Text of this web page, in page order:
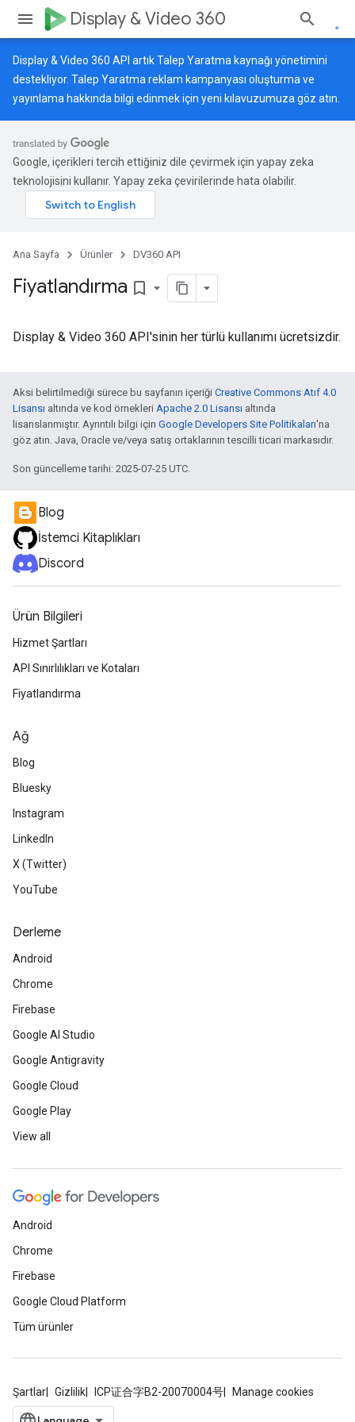
Display & Video 360
Display & Video 360 API artık Talep Yaratma kaynağı yönetimini
destekliyor. Talep Yaratma reklam kampanyası oluşturma ve
yayınlama hakkında bilgi edinmek için yeni kılavuzumuza göz atın.
Google, içerikleri tercih ettiğiniz dile çevirmek için yapay zeka
teknolojisini kullanır. Yapay zeka çevirilerinde hata olabilir.
Ana Sayfa Ürünler DV360 API
Fiyatlandırma bookmark_border
Display & Video 360 API'sinin her türlü kullanımı ücretsizdir.
Aksi belirtilmediği sürece bu sayfanın içeriği Creative Commons Atıf 4.0
Lisansı altında ve kod örnekleri Apache 2.0 Lisansı altında
lisanslanmıştır. Ayrıntılı bilgi için Google Developers Site Politikaları'na
göz atın. Java, Oracle ve/veya satış ortaklarının tescilli ticari markasıdır.
Son güncelleme tarihi: 2025-07-25 UTC.
Blog
İstemci Kitaplıkları
Discord
Ürün Bilgileri
Hizmet Şartları
API Sınırlılıkları ve Kotaları
Fiyatlandırma
Ağ
Blog
Bluesky
Instagram
LinkedIn
X (Twitter)
YouTube
Derleme
Android
Chrome
Firebase
Google AI Studio
Google Antigravity
Google Cloud
Google Play
View all
Android
Chrome
Firebase
Google Cloud Platform
Tüm ürünler
Şartlar Gizlilik ICP证合字B2-20070004号 Manage cookies